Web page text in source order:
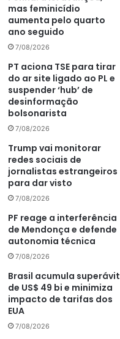
mas feminicídio
aumenta pelo quarto
ano seguido
7/08/2026
PT aciona TSE para tirar
do ar site ligado ao PL e
suspender ‘hub’ de
desinformação
bolsonarista
7/08/2026
Trump vai monitorar
redes sociais de
jornalistas estrangeiros
para dar visto
7/08/2026
PF reage a interferência
de Mendonça e defende
autonomia técnica
7/08/2026
Brasil acumula superávit
de US$ 49 bi e minimiza
impacto de tarifas dos
EUA
7/08/2026